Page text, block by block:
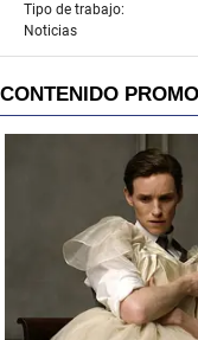
Tipo de trabajo:
Noticias